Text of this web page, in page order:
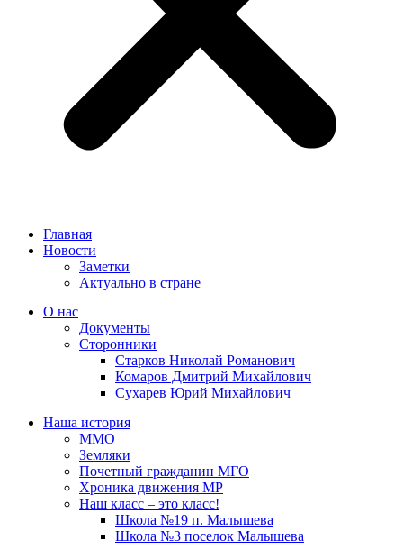
Главная
Новости
Заметки
Актуально в стране
О нас
Документы
Сторонники
Старков Николай Романович
Комаров Дмитрий Михайлович
Сухарев Юрий Михайлович
Наша история
ММО
Земляки
Почетный гражданин МГО
Хроника движения МР
Наш класс – это класс!
Школа №19 п. Малышева
Школа №3 поселок Малышева